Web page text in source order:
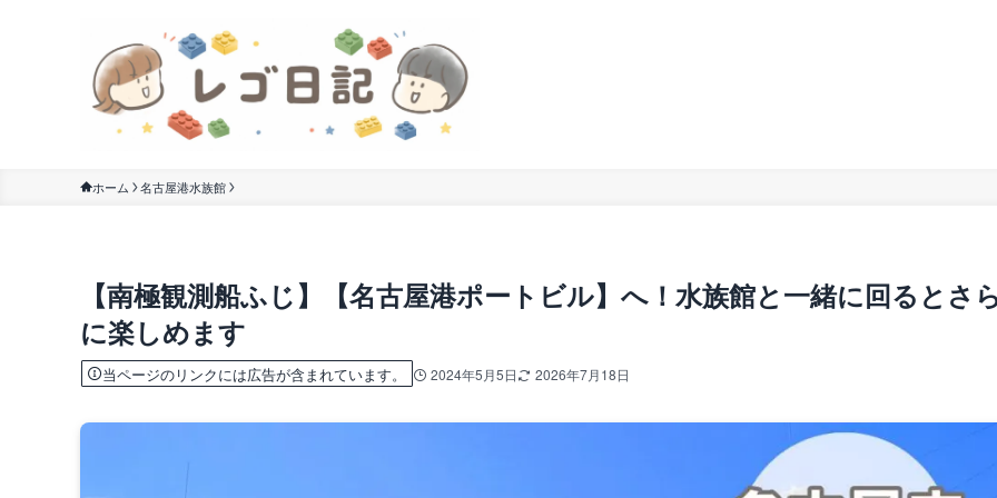
ホーム 名古屋港水族館
【南極観測船ふじ】【名古屋港ポートビル】へ！水族館と一緒に回るとさ
に楽しめます
当ページのリンクには広告が含まれています。 2024年5月5日 2026年7月18日